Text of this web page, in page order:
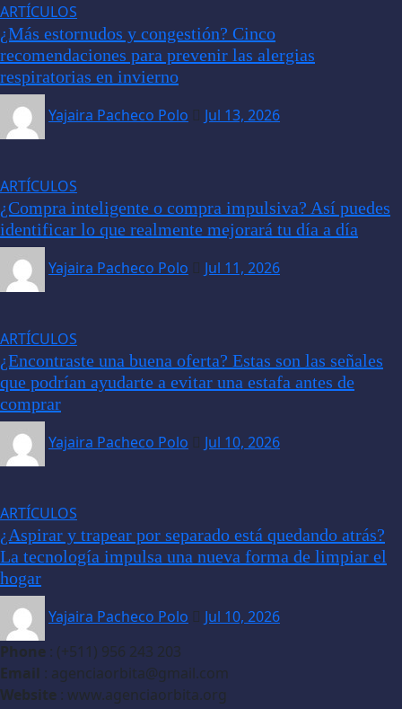
ARTÍCULOS
¿Más estornudos y congestión? Cinco
recomendaciones para prevenir las alergias
respiratorias en invierno
Yajaira Pacheco Polo
Jul 13, 2026
ARTÍCULOS
¿Compra inteligente o compra impulsiva? Así puedes
identificar lo que realmente mejorará tu día a día
Yajaira Pacheco Polo
Jul 11, 2026
ARTÍCULOS
¿Encontraste una buena oferta? Estas son las señales
que podrían ayudarte a evitar una estafa antes de
comprar
Yajaira Pacheco Polo
Jul 10, 2026
ARTÍCULOS
¿Aspirar y trapear por separado está quedando atrás?
La tecnología impulsa una nueva forma de limpiar el
hogar
Yajaira Pacheco Polo
Jul 10, 2026
Phone : (+511) 956 243 203
Email : agenciaorbita@gmail.com
Website : www.agenciaorbita.org